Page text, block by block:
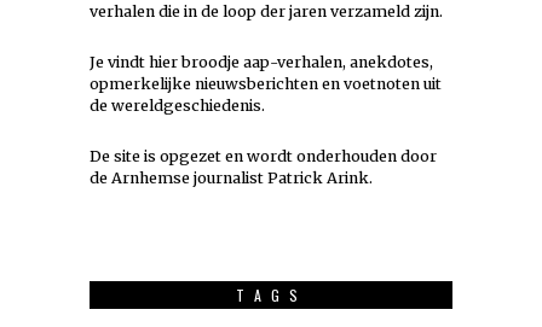
verhalen die in de loop der jaren verzameld zijn.
Je vindt hier broodje aap-verhalen, anekdotes,
opmerkelijke nieuwsberichten en voetnoten uit
de wereldgeschiedenis.
De site is opgezet en wordt onderhouden door
de Arnhemse journalist Patrick Arink.
TAGS